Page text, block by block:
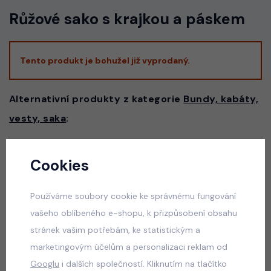
Růžové sako s krajkou a páskem
Tento produkt je bohužel již vyprodaný.
Alternativní produkty z kategorie Bundy, kabáty,
vesty, saka:
Podzimní bunda černá
490 Kč
Cookies
Používáme soubory cookie ke správnému fungování
vašeho oblíbeného e-shopu, k přizpůsobení obsahu
stránek vašim potřebám, ke statistickým a
marketingovým účelům a personalizaci reklam od
Googlu i dalších společností. Kliknutím na tlačítko